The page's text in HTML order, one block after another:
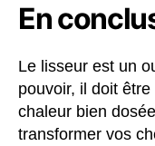
En
Le lisseur est un
pouvoir, il doit
chaleur bien
transformer vos